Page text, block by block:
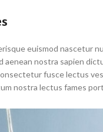
euismod nascetur
nostra sapien
fusce lectus
nostra lectus fames